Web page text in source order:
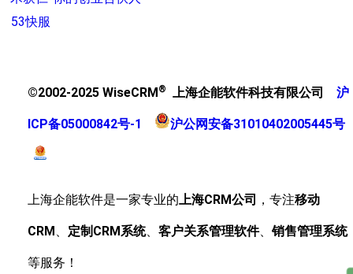
53快服
©2002-2025 WiseCRM ® 上海企能软件科技有限公司 沪
ICP备05000842号-1 沪公网安备31010402005445号
上海企能软件是一家专业的上海CRM公司 ，专注移动
CRM 、 定制CRM系统、 客户关系管理软件、销售管理系统
等服务！